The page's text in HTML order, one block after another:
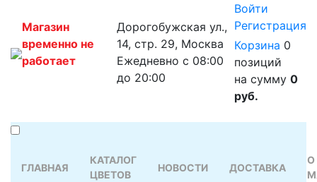
Магазин
временно не
работает
Дорогобужская ул.,
14, стр. 29, Москва
Ежедневно с 08:00
до 20:00
Войти
Регистрация
Корзина 0
позиций
на сумму 0
руб.
ГЛАВНАЯ
КАТАЛОГ
ЦВЕТОВ
НОВОСТИ ДОСТАВКА
О